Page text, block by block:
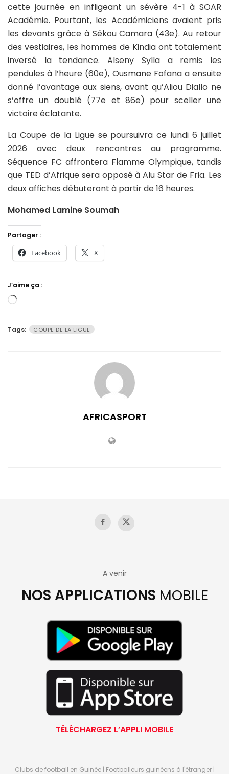
cette journée en infligeant un sévère 4-1 à SOAR
Académie. Pourtant, les Académiciens avaient pris
les devants grâce à Sékou Camara (43e). Au retour
des vestiaires, les hommes de Kindia ont totalement
inversé la tendance. Alseny Sylla a remis les
pendules à l’heure (60e), Ousmane Fofana a ensuite
donné l’avantage aux siens, avant qu’Aliou Diallo ne
s’offre un doublé (77e et 86e) pour sceller une
victoire éclatante.
La Coupe de la Ligue se poursuivra ce lundi 6 juillet
2026 avec deux rencontres au programme.
Séquence FC affrontera Flamme Olympique, tandis
que TED d’Afrique sera opposé à Alu Star de Fria. Les
deux affiches débuteront à partir de 16 heures.
Mohamed Lamine Soumah
Partager :
Facebook X
J’aime ça :
Chargement…
Tags: COUPE DE LA LIGUE
AFRICASPORT
A venir
NOS APPLICATIONS MOBILE
TÉLÉCHARGEZ L’APPLI MOBILE
Clubs de football en Guinée | Footballeurs guinéens à l'étranger |